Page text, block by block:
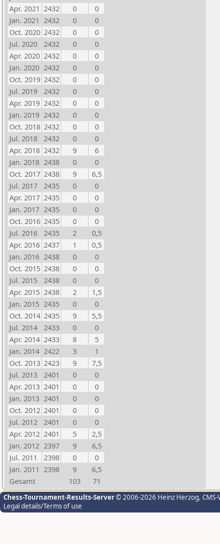
Apr. 2021 2432 0
0
Jan. 2021 2432 0
0
Oct. 2020 2432 0
0
Jul. 2020
2432 0
0
Apr. 2020 2432 0
0
Jan. 2020 2432 0
0
Oct. 2019 2432 0
0
Jul. 2019
2432 0
0
Apr. 2019 2432 0
0
Jan. 2019 2432 0
0
Oct. 2018 2432 0
0
Jul. 2018
2432 0
0
Apr. 2018 2432 9
6
Jan. 2018 2438 0
0
Oct. 2017 2438 9
6,5
Jul. 2017
2435 0
0
Apr. 2017 2435 0
0
Jan. 2017 2435 0
0
Oct. 2016 2435 0
0
Jul. 2016
2435 2
0,5
Apr. 2016 2437 1
0,5
Jan. 2016 2438 0
0
Oct. 2015 2438 0
0
Jul. 2015
2438 0
0
Apr. 2015 2438 2
1,5
Jan. 2015 2435 0
0
Oct. 2014 2435 9
5,5
Jul. 2014
2433 0
0
Apr. 2014 2433 8
5
Jan. 2014 2422 3
1
Oct. 2013 2423 9
7,5
Jul. 2013
2401 0
0
Apr. 2013 2401 0
0
Jan. 2013 2401 0
0
Oct. 2012 2401 0
0
Jul. 2012
2401 0
0
Apr. 2012 2401 5
2,5
Jan. 2012 2397 9
6,5
Jul. 2011
2398 0
0
Jan. 2011 2398 9
6,5
Gesamt
103 71
Chess-Tournament-Results-Server© 2006-2026 Heinz Herzog,
Legal details/Terms of use